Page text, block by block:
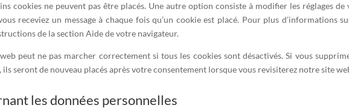
cookies ne peuvent pas être placés. Une autre option consiste à modifier les réglages de
receviez un message à chaque fois qu’un cookie est placé. Pour plus d’informations
de la section Aide de votre navigateur.
peut ne pas marcher correctement si tous les cookies sont désactivés. Si vous
seront de nouveau placés après votre consentement lorsque vous revisiterez notre site
les données personnelles